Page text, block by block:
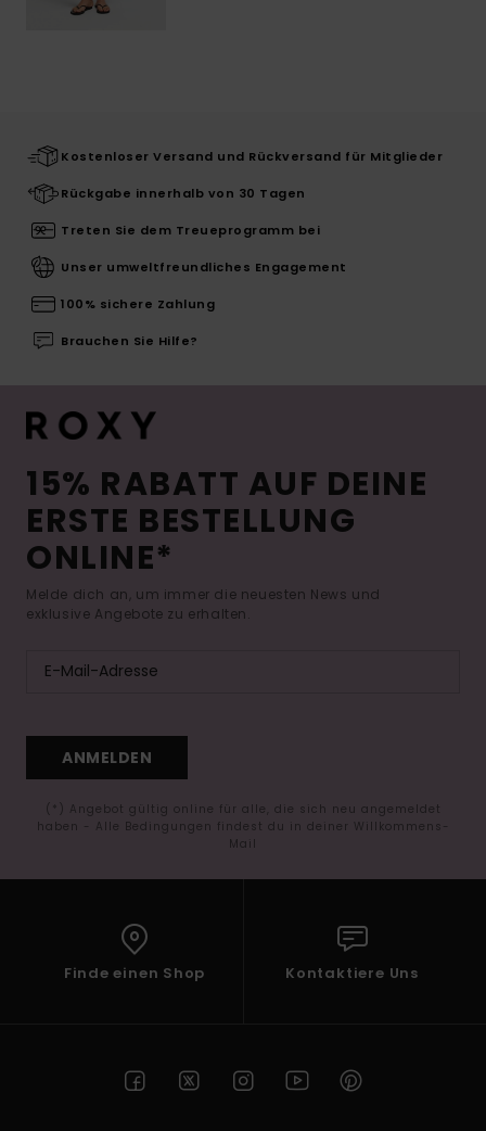
Kostenloser Versand und Rückversand für Mitglieder
Rückgabe innerhalb von 30 Tagen
Treten Sie dem Treueprogramm bei
Unser umweltfreundliches Engagement
100% sichere Zahlung
Brauchen Sie Hilfe?
15% RABATT AUF DEINE
ERSTE BESTELLUNG
ONLINE*
Melde dich an, um immer die neuesten News und
exklusive Angebote zu erhalten.
ANMELDEN
(*) Angebot gültig online für alle, die sich neu angemeldet
haben - Alle Bedingungen findest du in deiner Willkommens-
Mail
Finde einen Shop Kontaktiere Uns